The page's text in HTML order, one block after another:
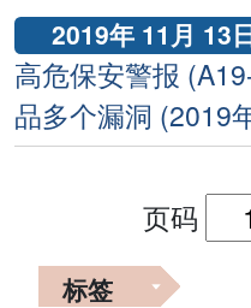
2019年 11月 13
高危保安警报
品多个漏洞 (2019
页码
标签